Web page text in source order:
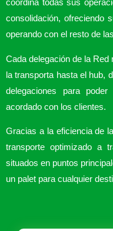
coordina todas sus
consolidación, ofreciendo
operando con el resto de
Cada delegación de la
la transporta hasta el hub,
delegaciones para
acordado con los clientes.
Gracias a la eficiencia de
transporte optimizado a
situados en puntos
un palet para cualquier